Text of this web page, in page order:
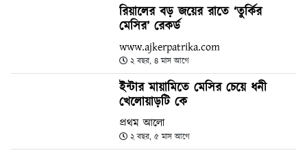
রিয়ালের বড় জয়ের রাতে ‘তুর্কির
মেসির’ রেকর্ড
www.ajkerpatrika.com
২ বছর, ৪ মাস আগে
ইন্টার মায়ামিতে মেসির চেয়ে ধনী
খেলোয়াড়টি কে
প্রথম আলো
২ বছর, ৫ মাস আগে